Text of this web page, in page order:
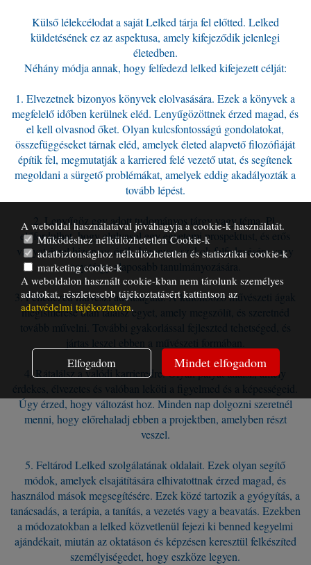
Külső lélekcélodat a saját Lelked tárja fel előtted. Lelked
küldetésének ez az aspektusa, amely kifejeződik jelenlegi
életedben.
Néhány módja annak, hogy felfedezd lelked kifejezett célját:
1. Elvezetnek bizonyos könyvek elolvasására. Ezek a könyvek a
megfelelő időben kerülnek eléd. Lenyűgözöttnek érzed magad, és
el kell olvasnod őket. Olyan kulcsfontosságú gondolatokat,
összefüggéseket tárnak eléd, amelyek életed alapvető filozófiáját
építik fel, megmutatják a karriered felé vezető utat, és segítenek
megoldani a sürgető problémákat, amelyek eddig akadályozták a
tovább lépést.
2. Lenyűgöz egy adott tudományos tárgy vagy téma. Pl.
előfordulhat, hogy elolvasol egy egyetemi prospektust, és erős
vágyat érzel bizonyos órák, bizonyos szakok felfedezésére vagy
egy tárgy alaposabb tanulmányozására.
3. Felfedezed művészi adottságaid. A különböző művészeti ágak
megismerése után találsz egyet, amely megszólít, és szeretnéd
tovább művelni. További gyakorlással fejleszted tehetséged, és
jártas leszel ebben a művészeti formában.
4. Rátalálsz a valódi karrieredre. Olyan pályát találsz, amely
érdekes, élvezetes és valóban leköti a figyelmed és a képességeid.
Úgy érzed, hogy változást hoz. Minden nap dolgozni szeretnél
menni, hogy előrehaladj ebben a projektben, amelyben részt
veszel.
5. Feltárod Lelked szolgálatának oldalait. Ezek olyan segítő
módok, amelyek elsajátítására elhivatottnak érzed magad, és
használod mások megsegítésére. Ezek közé tartozik a gyógyítás, a
tanácsadás, a terápia, a tanítás, a vezetés vagy a beavatás. Ezekben
a módozatokban a lelked közvetlenül fejezi ki benned kegyelmi
ajándékait, miután az oktatáson és képzésen keresztül felkészíted
személyiségedet, hogy eszköze legyen.
A weboldal használatával jóváhagyja a cookie-k használatát.
Működéshez nélkülözhetetlen Cookie-k
adatbiztonsághoz nélkülözhetetlen és statisztikai cookie-k
marketing cookie-k
A weboldalon használt cookie-kban nem tárolunk személyes
adatokat, részletesebb tájékoztatásért kattintson az
adatvédelmi tájékoztatóra.
Elfogadom Mindet elfogadom